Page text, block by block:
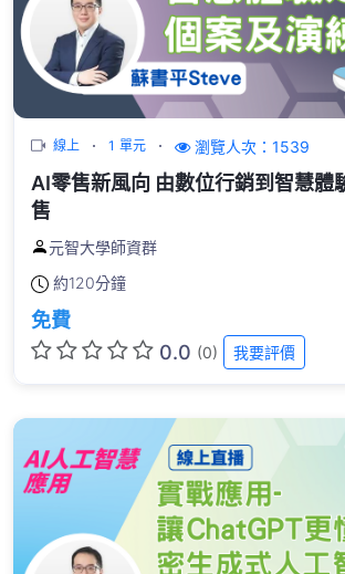
線上 1 單元 瀏覽人次：1539
AI零售新風向 由數位行銷到智慧體
售
元智大學師資群
約120分鐘
免費
0.0 (0) 我要評價